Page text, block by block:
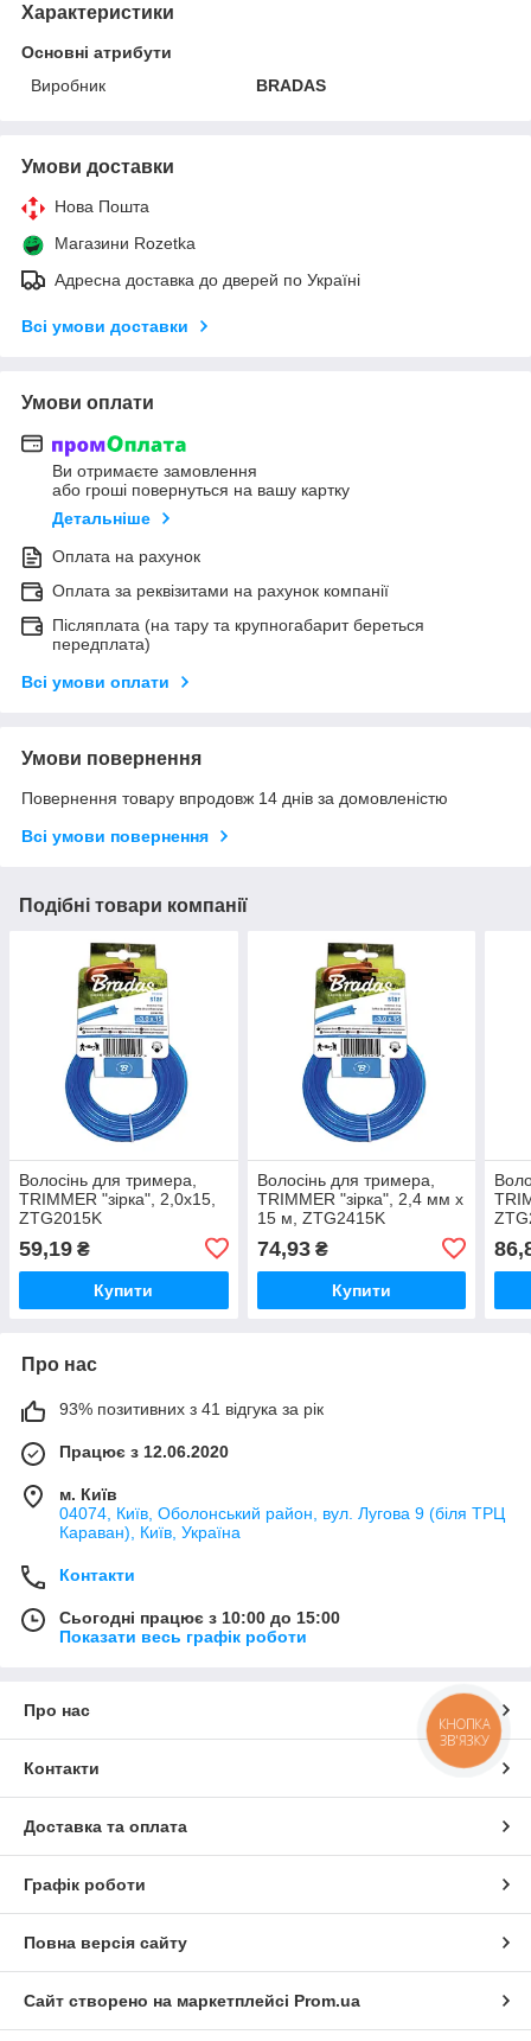
Характеристики
Основні атрибути
Виробник
BRADAS
Умови доставки
Нова Пошта
Магазини Rozetka
Адресна доставка до дверей по Україні
Всі умови доставки
Умови оплати
Ви отримаєте замовлення
або гроші повернуться на вашу картку
Детальніше
Оплата на рахунок
Оплата за реквізитами на рахунок компанії
Післяплата (на тару та крупногабарит береться
передплата)
Всі умови оплати
Умови повернення
Повернення товару впродовж 14 днів за домовленістю
Всі умови повернення
Подібні товари компанії
Волосінь для тримера,
TRIMMER "зірка", 2,0х15,
ZTG2015K
59,19 ₴
Купити
Волосінь для тримера,
TRIMMER "зірка", 2,4 мм х
15 м, ZTG2415K
74,93₴
Купити
Про нас
93% позитивних з 41 відгука за рік
Працює з 12.06.2020
м. Київ
04074, Київ, Оболонський район, вул. Лугова 9 (біля ТРЦ
Караван), Київ, Україна
Контакти
Сьогодні працює з 10:00 до 15:00
Показати весь графік роботи
Про нас
Контакти
Доставка та оплата
Графік роботи
Повна версія сайту
Сайт створено на маркетплейсі Prom.ua
КНОПКА
ЗВ'ЯЗКУ